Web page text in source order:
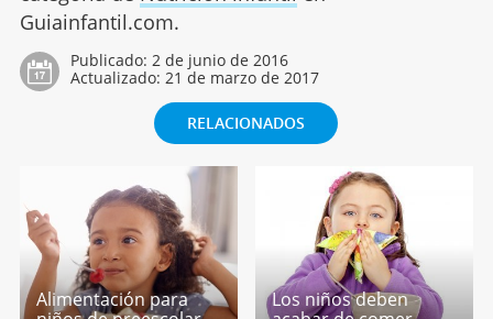
Guiainfantil.com.
Publicado: 2 de junio de 2016
Actualizado: 21 de marzo de 2017
RELACIONADOS
Alimentación para
Los niños deben